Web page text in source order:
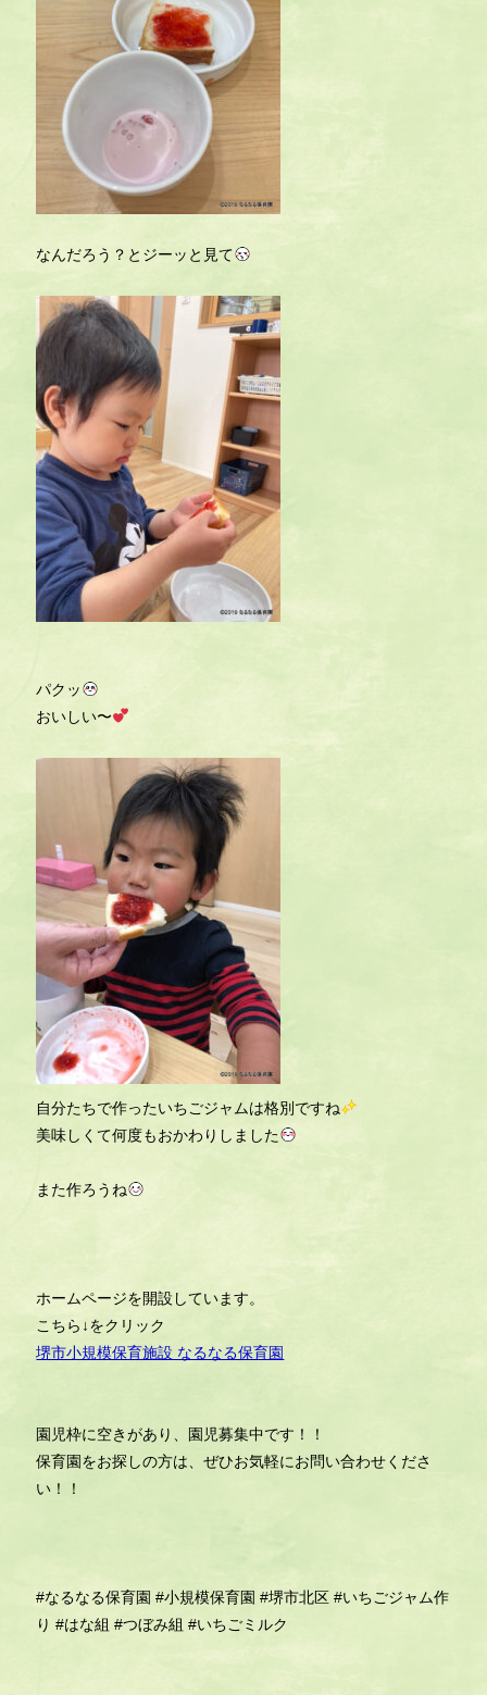
なんだろう？とジーッと見て
パクッ
おいしい〜
自分たちで作ったいちごジャムは格別ですね
美味しくて何度もおかわりしました
また作ろうね
ホームページを開設しています。
こちら↓をクリック
堺市小規模保育施設 なるなる保育園
園児枠に空きがあり、園児募集中です！！
保育園をお探しの方は、ぜひお気軽にお問い合わせくださ
い！！
#なるなる保育園 #小規模保育園 #堺市北区 #いちごジャム作
り #はな組 #つぼみ組 #いちごミルク